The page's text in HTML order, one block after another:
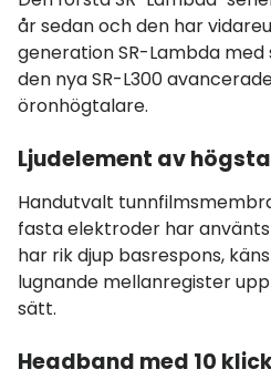
år sedan och den har
generation SR-Lambda
den nya SR-L300
öronhögtalare.
Ljudelement av
Handutvalt
fasta elektroder har använts
har rik djup basrespons,
lugnande mellanregister
sätt.
Headband med 10